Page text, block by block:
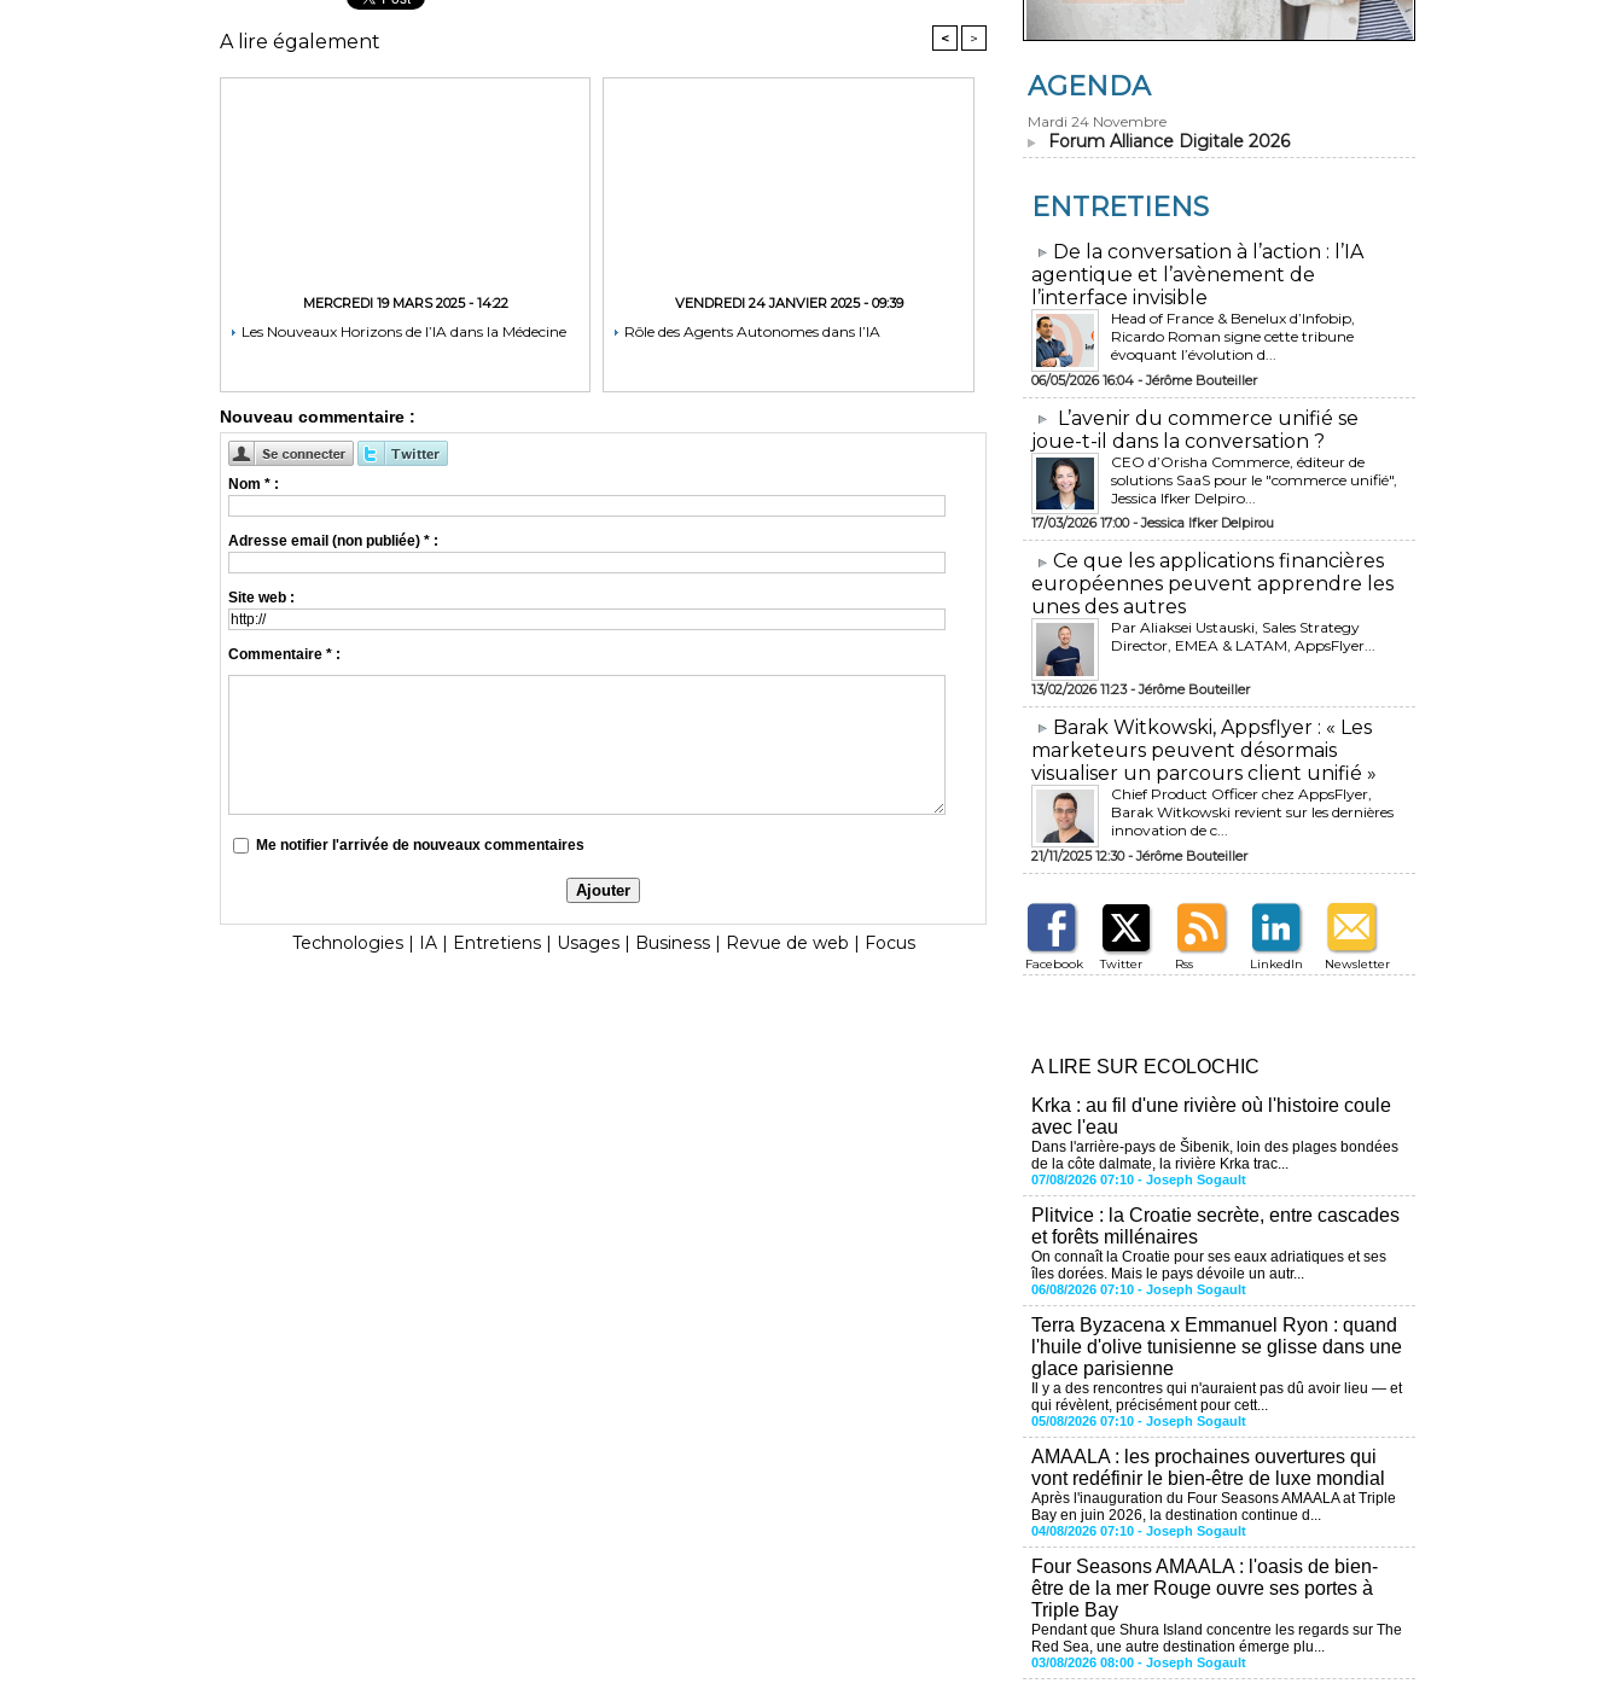
A lire également < >
MERCREDI 19 MARS 2025 - 14:22
Les Nouveaux Horizons de l’IA dans la Médecine
VENDREDI 24 JANVIER 2025 - 09:39
Rôle des Agents Autonomes dans l’IA
Nouveau commentaire :
Nom * :
Adresse email (non publiée) * :
Site web :
Commentaire * :
Me notifier l'arrivée de nouveaux commentaires
Technologies | IA | Entretiens | Usages | Business | Revue de web | Focus
AGENDA
Mardi 24 Novembre
Forum Alliance Digitale 2026
ENTRETIENS
​De la conversation à l’action : l’IA
agentique et l’avènement de
l’interface invisible
Head of France & Benelux d’Infobip,
Ricardo Roman signe cette tribune
évoquant l’évolution d...
06/05/2026 16:04 -Jérôme Bouteiller
L’avenir du commerce unifié se
joue-t-il dans la conversation ?
CEO d’Orisha Commerce, éditeur de
solutions SaaS pour le "commerce unifié",
Jessica Ifker Delpiro...
17/03/2026 17:00 -Jessica Ifker Delpirou
​Ce que les applications financières
européennes peuvent apprendre les
unes des autres
Par Aliaksei Ustauski, Sales Strategy
Director, EMEA & LATAM, AppsFlyer...
13/02/2026 11:23 -Jérôme Bouteiller
​Barak Witkowski, Appsflyer : « Les
marketeurs peuvent désormais
visualiser un parcours client unifié »
Chief Product Officer chez AppsFlyer, ​
Barak Witkowski revient sur les dernières
innovation de c...
21/11/2025 12:30 -Jérôme Bouteiller
Facebook Twitter Rss LinkedIn Newsletter
A LIRE SUR ECOLOCHIC
Krka : au fil d'une rivière où l'histoire coule
avec l'eau
Dans l'arrière-pays de Šibenik, loin des plages bondées
de la côte dalmate, la rivière Krka trac...
07/08/2026 07:10 - Joseph Sogault
Plitvice : la Croatie secrète, entre cascades
et forêts millénaires
On connaît la Croatie pour ses eaux adriatiques et ses
îles dorées. Mais le pays dévoile un autr...
06/08/2026 07:10 - Joseph Sogault
Terra Byzacena x Emmanuel Ryon : quand
l'huile d'olive tunisienne se glisse dans une
glace parisienne
Il y a des rencontres qui n'auraient pas dû avoir lieu — et
qui révèlent, précisément pour cett...
05/08/2026 07:10 - Joseph Sogault
AMAALA : les prochaines ouvertures qui
vont redéfinir le bien-être de luxe mondial
Après l'inauguration du Four Seasons AMAALA at Triple
Bay en juin 2026, la destination continue d...
04/08/2026 07:10 - Joseph Sogault
Four Seasons AMAALA : l'oasis de bien-
être de la mer Rouge ouvre ses portes à
Triple Bay
Pendant que Shura Island concentre les regards sur The
Red Sea, une autre destination émerge plu...
03/08/2026 08:00 - Joseph Sogault